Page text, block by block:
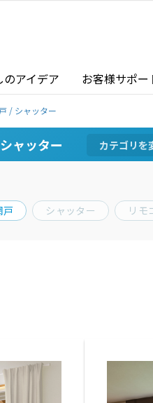
のアイデア お客様サポー
展示場を探す SR
/ シャッター
ャッター カテゴリを
戸 シャッター リモ